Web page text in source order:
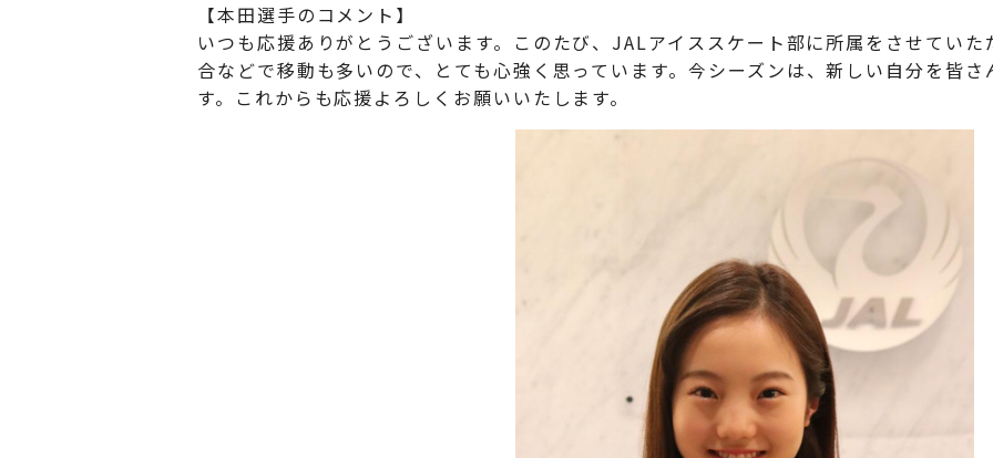
【本田選手のコメント】
いつも応援ありがとうございます。このたび、JALアイススケート部に所属をさせてい
合などで移動も多いので、とても心強く思っています。今シーズンは、新しい自分を皆
す。これからも応援よろしくお願いいたします。